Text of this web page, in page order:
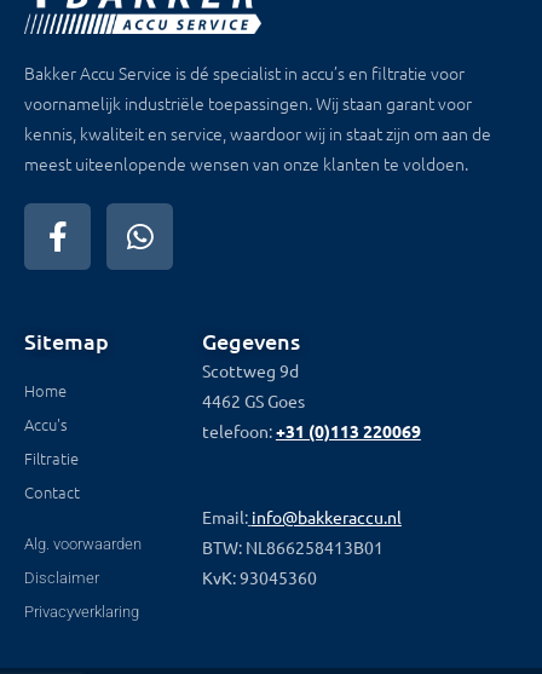
Bakker Accu Service is dé specialist in accu’s en filtratie voor
voornamelijk industriële toepassingen. Wij staan garant voor
kennis, kwaliteit en service, waardoor wij in staat zijn om aan de
meest uiteenlopende wensen van onze klanten te voldoen.
Sitemap
Home
Accu's
Filtratie
Contact
Alg. voorwaarden
Disclaimer
Privacyverklaring
Gegevens
Scottweg 9d
4462 GS Goes
telefoon:+31 (0)113 220069
Email: info@bakkeraccu.nl
BTW: NL866258413B01
KvK: 93045360